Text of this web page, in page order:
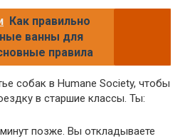
Как правильно
ванны для
правила
собак в Humane Society, чтобы
в старшие классы. Ты:
позже. Вы откладываете